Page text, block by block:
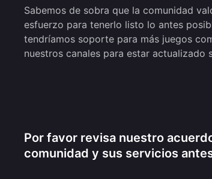
Sabemos de sobra que la comunidad
esfuerzo para tenerlo listo lo antes
tendríamos soporte para más juegos
nuestros canales para estar
Por favor revisa nuestro
comunidad y sus servicios